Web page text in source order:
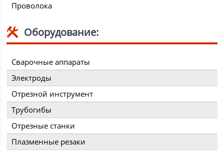
Проволока
Оборудование:
Сварочные аппараты
Электроды
Отрезной инструмент
Трубогибы
Отрезные станки
Плазменные резаки